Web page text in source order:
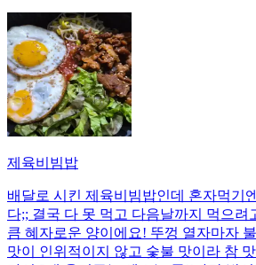
제육비빔밥
배달로 시킨 제육비빔밥인데 혼자먹기
다;; 결국 다 못 먹고 다음날까지 먹으려
큼 혜자로운 양이에요! 뚜껑 열자마자
맛이 인위적이지 않고 숯불 맛이라 참